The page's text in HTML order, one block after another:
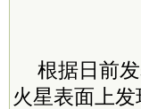
根据日前
火星表面上